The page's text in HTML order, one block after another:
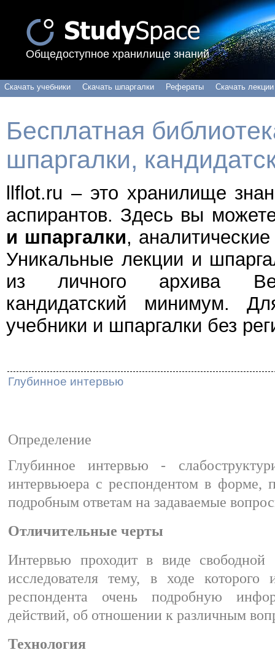
Общедоступное хранилище знаний
Скачать учебники Скачать шпаргалки Рефераты Скачать лекции
Бесплатная
шпаргалки,
llflot.ru – это хранилище
аспирантов. Здесь вы
и шпаргалки,
Уникальные лекции и
из личного архива
кандидатский минимум.
учебники и шпаргалки без
Глубинное интервью
Определение
Глубинное интервью -
интервьюера с респондентом в форме,
подробным ответам на задаваемые
Отличительные черты
Интервью проходит в виде
исследователя тему, в ходе которого
респондента очень подробную
действий, об отношении к различным
Технология